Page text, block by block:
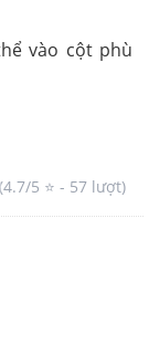
vào cột phù
(4.7/5 ⭐ - 57 lượt)